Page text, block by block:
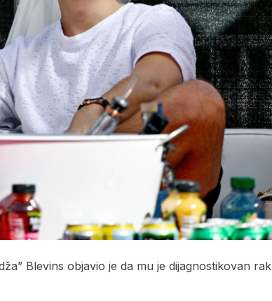
Blevins objavio je da mu je dijagnostikovan rak